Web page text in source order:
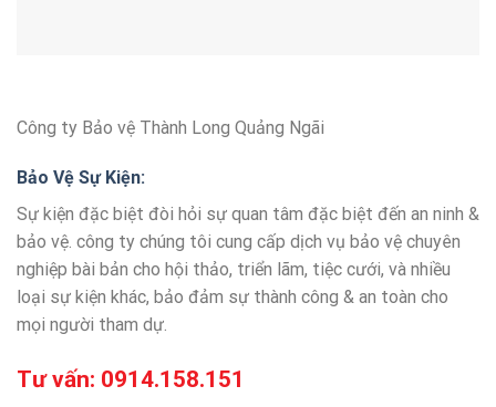
Công ty Bảo vệ Thành Long Quảng Ngãi
Bảo Vệ Sự Kiện:
Sự kiện đặc biệt đòi hỏi sự quan tâm đặc biệt đến an ninh &
bảo vệ. công ty chúng tôi cung cấp dịch vụ bảo vệ chuyên
nghiệp bài bản cho hội thảo, triển lãm, tiệc cưới, và nhiều
loại sự kiện khác, bảo đảm sự thành công & an toàn cho
mọi người tham dự.
Tư vấn: 0914.158.151